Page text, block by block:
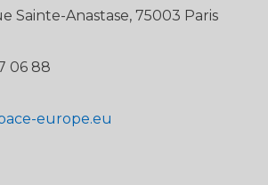
Sainte-Anastase, 75003 Paris
06 88
europe.eu